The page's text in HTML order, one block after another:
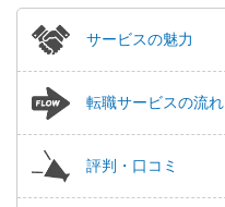
サービスの魅力
転職サービスの流れ
評判・口コミ